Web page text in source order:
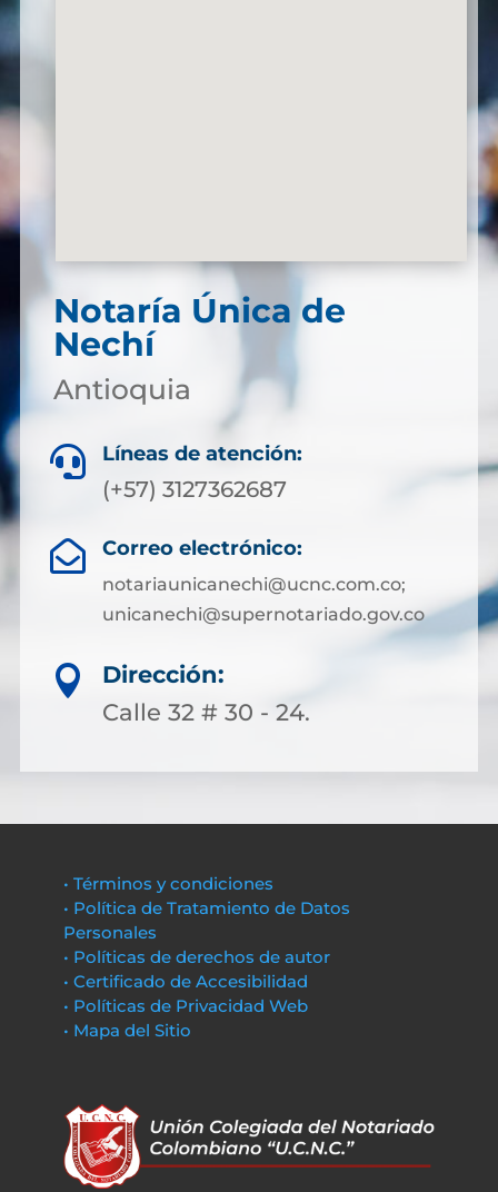
Notaría Única de
Nechí
Antioquia
 Líneas de atención:
(+57) 3127362687
 Correo electrónico:
notariaunicanechi@ucnc.com.co;
unicanechi@supernotariado.gov.co

Dirección:
Calle 32 # 30 - 24.
• Términos y condiciones
• Política de Tratamiento de Datos
Personales
• Políticas de derechos de autor
• Certificado de Accesibilidad
• Políticas de Privacidad Web
• Mapa del Sitio